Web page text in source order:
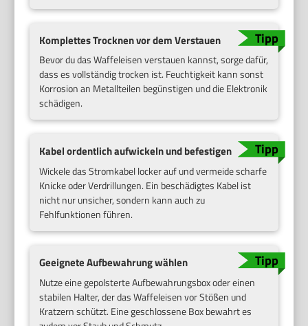
Komplettes Trocknen vor dem Verstauen
Bevor du das Waffeleisen verstauen kannst, sorge dafür,
dass es vollständig trocken ist. Feuchtigkeit kann sonst
Korrosion an Metallteilen begünstigen und die Elektronik
schädigen.
Kabel ordentlich aufwickeln und befestigen
Wickele das Stromkabel locker auf und vermeide scharfe
Knicke oder Verdrillungen. Ein beschädigtes Kabel ist
nicht nur unsicher, sondern kann auch zu
Fehlfunktionen führen.
Geeignete Aufbewahrung wählen
Nutze eine gepolsterte Aufbewahrungsbox oder einen
stabilen Halter, der das Waffeleisen vor Stößen und
Kratzern schützt. Eine geschlossene Box bewahrt es